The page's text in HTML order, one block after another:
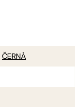
ČERNÁ